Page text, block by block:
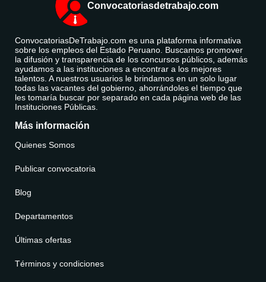
Convocatoriasdetrabajo.com
ConvocatoriasDeTrabajo.com es una plataforma informativa
sobre los empleos del Estado Peruano. Buscamos promover
la difusión y transparencia de los concursos públicos, además
ayudamos a las instituciones a encontrar a los mejores
talentos. A nuestros usuarios le brindamos en un solo lugar
todas las vacantes del gobierno, ahorrándoles el tiempo que
les tomaría buscar por separado en cada página web de las
Instituciones Públicas.
Más información
Quienes Somos
Publicar convocatoria
Blog
Departamentos
Últimas ofertas
Términos y condiciones